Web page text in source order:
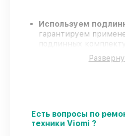
Используем
гарантируем
подлинных
проходят строгий
пылесоса Viomi Robot
без задержек.
Гарантийное
Есть вопросы по
техники Viomi ?